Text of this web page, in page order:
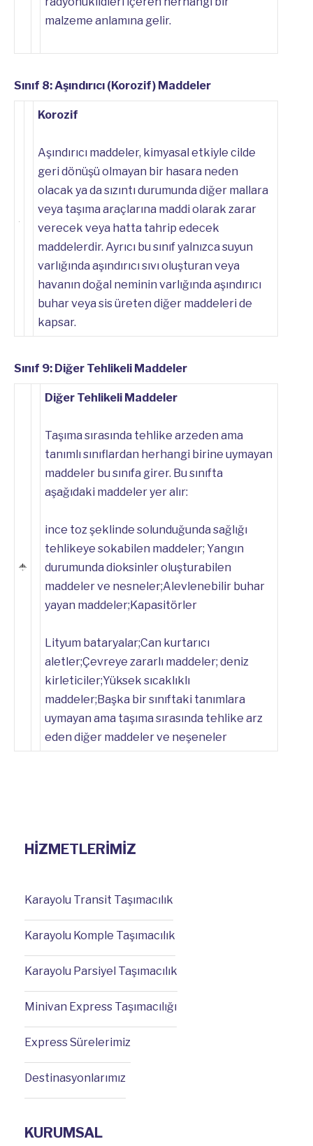
malzeme anlamına gelir.
Sınıf 8: Aşındırıcı (Korozif) Maddeler
Korozif
Aşındırıcı maddeler, kimyasal etkiyle cilde
geri dönüşü olmayan bir hasara neden
olacak ya da sızıntı durumunda diğer mallara
veya taşıma araçlarına maddi olarak zarar
verecek veya hatta tahrip edecek
maddelerdir. Ayrıcı bu sınıf yalnızca suyun
varlığında aşındırıcı sıvı oluşturan veya
havanın doğal neminin varlığında aşındırıcı
buhar veya sis üreten diğer maddeleri de
kapsar.
Sınıf 9: Diğer Tehlikeli Maddeler
Diğer Tehlikeli Maddeler
Taşıma sırasında tehlike arzeden ama
tanımlı sınıflardan herhangi birine uymayan
maddeler bu sınıfa girer. Bu sınıfta
aşağıdaki maddeler yer alır:
ince toz şeklinde solunduğunda sağlığı
tehlikeye sokabilen maddeler; Yangın
durumunda dioksinler oluşturabilen
maddeler ve nesneler;Alevlenebilir buhar
yayan maddeler;Kapasitörler
Lityum bataryalar;Can kurtarıcı
aletler;Çevreye zararlı maddeler; deniz
kirleticiler;Yüksek sıcaklıklı
maddeler;Başka bir sınıftaki tanımlara
uymayan ama taşıma sırasında tehlike arz
eden diğer maddeler ve neşeneler
HİZMETLERİMİZ
Karayolu Transit Taşımacılık
Karayolu Komple Taşımacılık
Karayolu Parsiyel Taşımacılık
Minivan Express Taşımacılığı
Express Sürelerimiz
Destinasyonlarımız
KURUMSAL